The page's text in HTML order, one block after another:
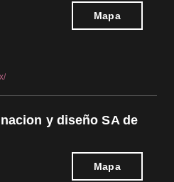
Mapa
y diseño SA de
Mapa